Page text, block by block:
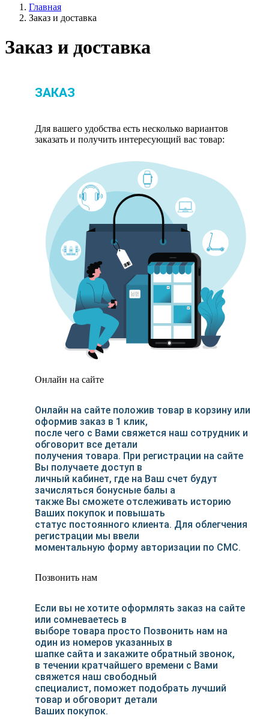
Главная
Заказ и доставка
Заказ и доставка
ЗАКАЗ
Для вашего удобства есть несколько вариантов
заказать и получить интересующий вас товар:
Онлайн на сайте
Онлайн на сайте положив товар в корзину или
оформив заказ в 1 клик,
после чего с Вами свяжется наш сотрудник и
обговорит все детали
получения товара. При регистрации на сайте
Вы получаете доступ в
личный кабинет, где на Ваш счет будут
зачисляться бонусные балы а
также Вы сможете отслеживать историю
Ваших покупок и повышать
статус постоянного клиента. Для облегчения
регистрации мы ввели
моментальную форму авторизации по СМС.
Позвонить нам
Если вы не хотите оформлять заказ на сайте
или сомневаетесь в
выборе товара просто Позвонить нам на
один из номеров указанных в
шапке сайта и закажите обратный звонок,
в течении кратчайшего времени с Вами
свяжется наш свободный
специалист, поможет подобрать лучший
товар и обговорит детали
Ваших покупок.